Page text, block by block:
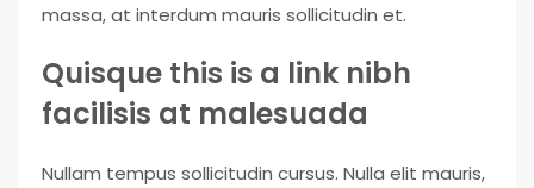
massa, at interdum mauris sollicitudin et.
Quisque this is a link nibh
facilisis at malesuada
Nullam tempus sollicitudin cursus. Nulla elit mauris,